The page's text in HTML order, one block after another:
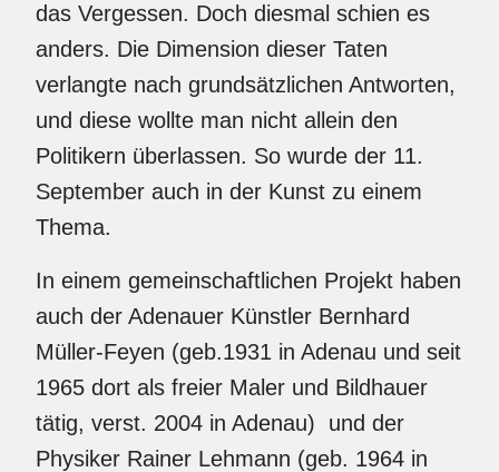
das Vergessen. Doch diesmal schien es
anders. Die Dimension dieser Taten
verlangte nach grundsätzlichen Antworten,
und diese wollte man nicht allein den
Politikern überlassen. So wurde der 11.
September auch in der Kunst zu einem
Thema.
In einem gemeinschaftlichen Projekt haben
auch der Adenauer Künstler Bernhard
Müller-Feyen (geb.1931 in Adenau und seit
1965 dort als freier Maler und Bildhauer
tätig, verst. 2004 in Adenau) und der
Physiker Rainer Lehmann (geb. 1964 in